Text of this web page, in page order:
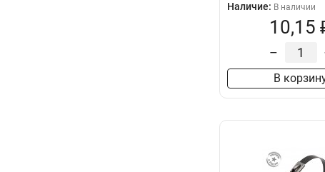
Наличие: В наличии
10,15
–
В